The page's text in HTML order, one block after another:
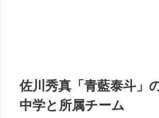
佐川秀真「青藍泰斗」
中学と所属チーム